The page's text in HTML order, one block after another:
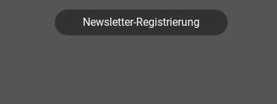
Newsletter-Registrierung